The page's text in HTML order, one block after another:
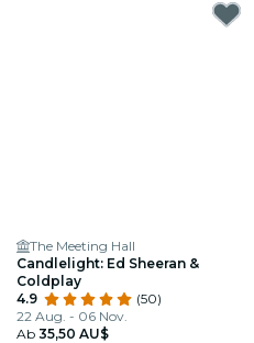
The Meeting Hall
Candlelight: Ed Sheeran &
Coldplay
4.9
(50)
22 Aug. - 06 Nov.
Ab 35,50 AU$